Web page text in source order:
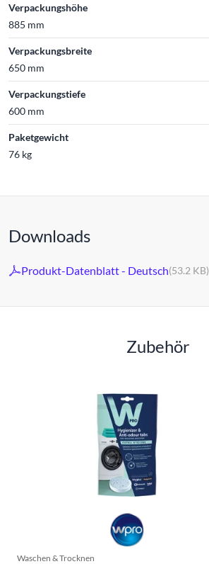
Verpackungshöhe
885 mm
Verpackungsbreite
650 mm
Verpackungstiefe
600 mm
Paketgewicht
76 kg
Downloads
Produkt-Datenblatt - Deutsch(53.2 KB)
Zubehör
Waschen & Trocknen